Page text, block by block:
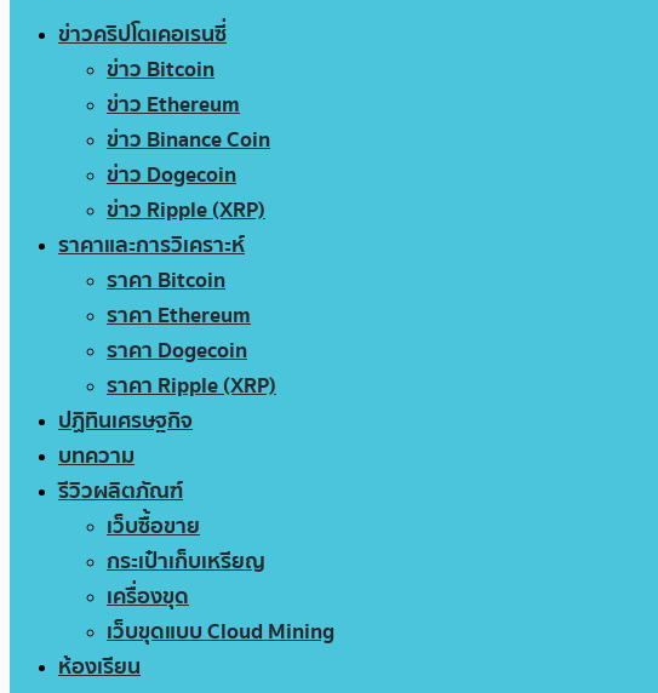
ข่าวคริปโตเคอเรนซี่
ข่าว Bitcoin
ข่าว Ethereum
ข่าว Binance Coin
ข่าว Dogecoin
ข่าว Ripple (XRP)
ราคาและการวิเคราะห์
ราคา Bitcoin
ราคา Ethereum
ราคา Dogecoin
ราคา Ripple (XRP)
ปฏิทินเศรษฐกิจ
บทความ
รีวิวผลิตภัณฑ์
เว็บซื้อขาย
กระเป๋าเก็บเหรียญ
เครื่องขุด
เว็บขุดแบบ Cloud Mining
ห้องเรียน